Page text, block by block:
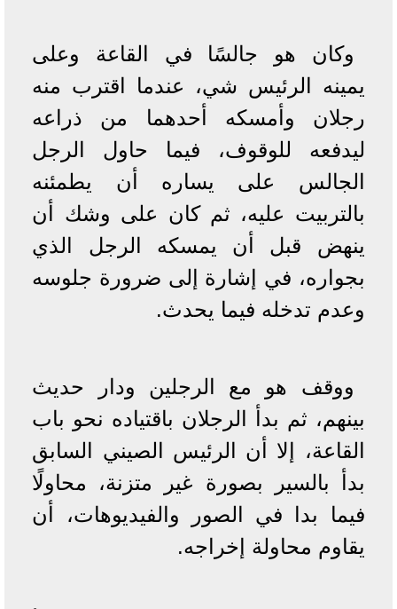
وكان هو جالسًا في القاعة وعلى
يمينه الرئيس شي، عندما اقترب منه
رجلان وأمسكه أحدهما من ذراعه
ليدفعه للوقوف، فيما حاول الرجل
الجالس على يساره أن يطمئنه
بالتربيت عليه، ثم كان على وشك أن
ينهض قبل أن يمسكه الرجل الذي
بجواره، في إشارة إلى ضرورة جلوسه
وعدم تدخله فيما يحدث.
ووقف هو مع الرجلين ودار حديث
بينهم، ثم بدأ الرجلان باقتياده نحو باب
القاعة، إلا أن الرئيس الصيني السابق
بدأ بالسير بصورة غير متزنة، محاولًا
فيما بدا في الصور والفيديوهات، أن
يقاوم محاولة إخراجه.